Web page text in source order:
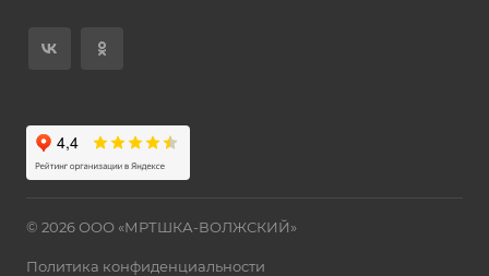
© 2026 ООО «МРТШКА-ВОЛЖСКИЙ»
Политика конфиденциальности